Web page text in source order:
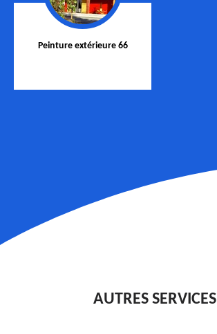
Peinture extérieure 66
AUTRES SERVICES